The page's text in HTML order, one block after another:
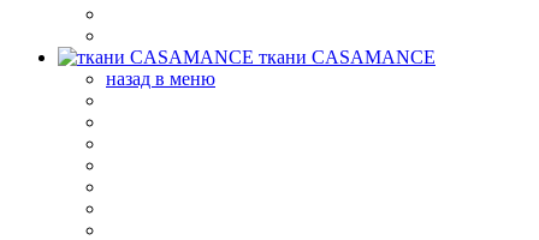
ткани CASAMANCE
назад в меню